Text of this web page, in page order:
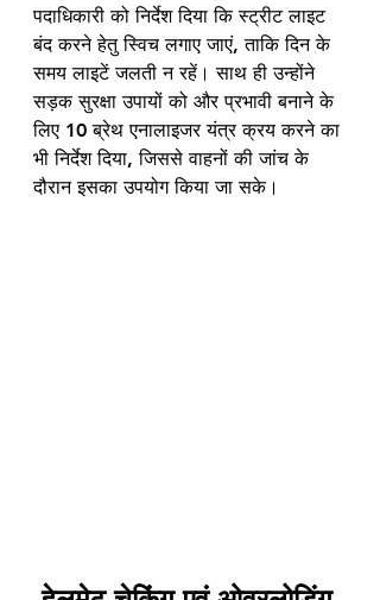
पदाधिकारी को निर्देश दिया कि स्ट्रीट लाइट
बंद करने हेतु स्विच लगाए जाएं, ताकि दिन के
समय लाइटें जलती न रहें। साथ ही उन्होंने
सड़क सुरक्षा उपायों को और प्रभावी बनाने के
लिए 10 ब्रेथ एनालाइजर यंत्र क्रय करने का
भी निर्देश दिया, जिससे वाहनों की जांच के
दौरान इसका उपयोग किया जा सके।